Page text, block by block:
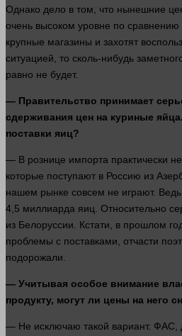
Однако дело в том, что нынешние
очень высоком уровне по
крупные магазины и захотят
ситуацией, то сколь-нибудь
равно не будет.
— Правительство принимает
сдерживания цен на куриные
поставки яиц?
— В рознице импорта практически
которые поступают в Россию из
нашем рынке совсем не играют.
4,5 миллиарда яиц. Относительно
из Белоруссии. Кстати, в прошлом
проблемы с поставками, отчасти
подорожали.
— Учитывая особое внимание
продукту, могут ли цены на него
— Не исключаю такой вариант. ФАС,